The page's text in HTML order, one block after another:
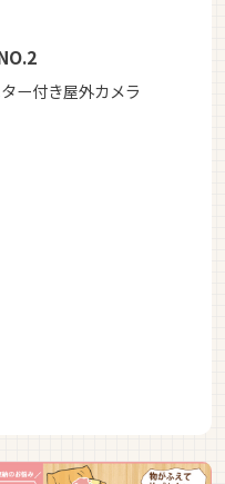
ー付き屋外カメラ